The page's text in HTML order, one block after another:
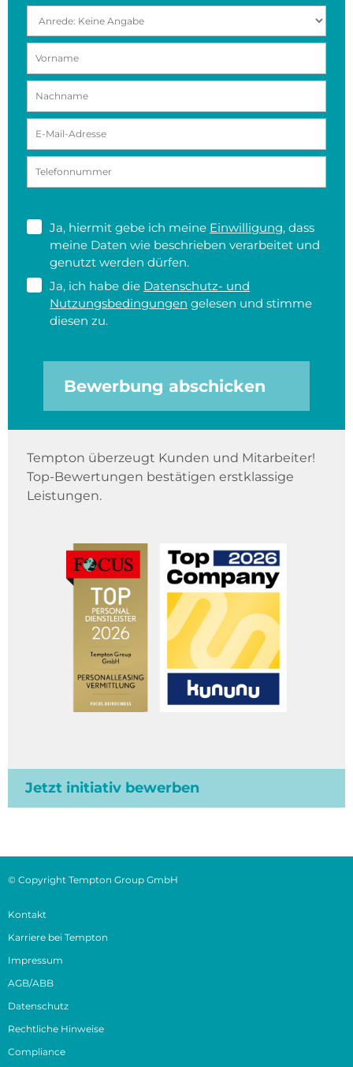
Ja, hiermit gebe ich meine Einwilligung, dass
meine Daten wie beschrieben verarbeitet und
genutzt werden dürfen.
Ja, ich habe die Datenschutz- und
Nutzungsbedingungen gelesen und stimme
diesen zu.
Bewerbung abschicken
Tempton überzeugt Kunden und Mitarbeiter!
Top-Bewertungen bestätigen erstklassige
Leistungen.
Jetzt initiativ bewerben
© Copyright Tempton Group GmbH
Kontakt
Karriere bei Tempton
Impressum
AGB/ABB
Datenschutz
Rechtliche Hinweise
Compliance